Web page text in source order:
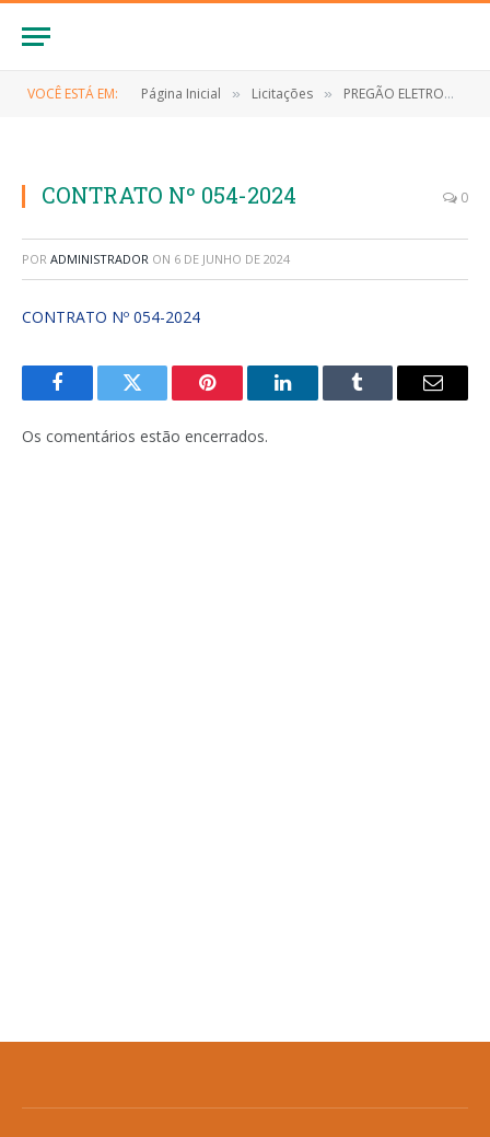
VOCÊ ESTÁ EM: Página Inicial » Licitações » PREGÃO ELETRONICO Nº 026/2023/SRP (Contratação de empresa especializada para fornecimento de materiais de consumo (expediente))
CONTRATO Nº 054-2024 0
POR ADMINISTRADOR ON 6 DE JUNHO DE 2024
CONTRATO Nº 054-2024
FacebookTwitter Pinterest LinkedInTumblr
E-
Os comentários estão encerrados.